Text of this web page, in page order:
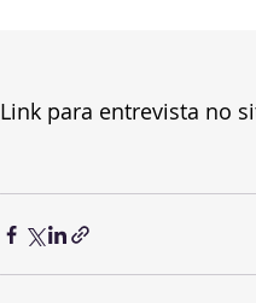
Link para entrevista no